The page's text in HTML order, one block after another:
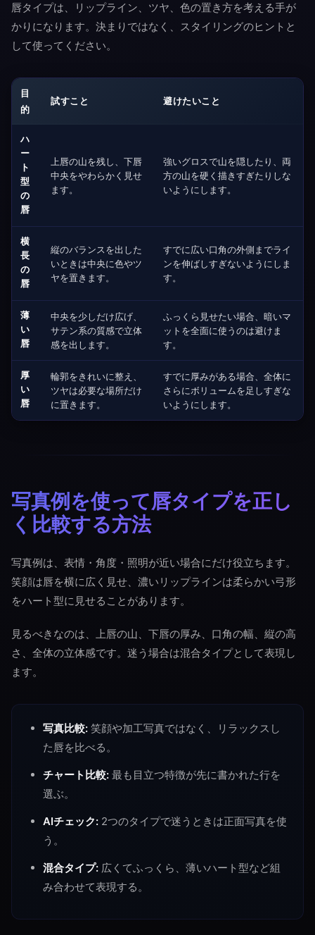
唇タイプは、リップライン、ツヤ、色の置き方を考える手が
かりになります。決まりではなく、スタイリングのヒントと
して使ってください。
目
的
試すこと 避けたいこと
ハ
ー
ト
型
の
唇
上唇の山を残し、下唇
中央をやわらかく見せ
ます。
強いグロスで山を隠したり、両
方の山を硬く描きすぎたりしな
いようにします。
横
長
の
唇
縦のバランスを出した
いときは中央に色やツ
ヤを置きます。
すでに広い口角の外側までライ
ンを伸ばしすぎないようにしま
す。
薄
い
唇
中央を少しだけ広げ、
サテン系の質感で立体
感を出します。
ふっくら見せたい場合、暗いマ
ットを全面に使うのは避けま
す。
厚
い
唇
輪郭をきれいに整え、
ツヤは必要な場所だけ
に置きます。
すでに厚みがある場合、全体に
さらにボリュームを足しすぎな
いようにします。
写真例を使って唇タイプを正し
く比較する方法
写真例は、表情・角度・照明が近い場合にだけ役立ちます。
笑顔は唇を横に広く見せ、濃いリップラインは柔らかい弓形
をハート型に見せることがあります。
見るべきなのは、上唇の山、下唇の厚み、口角の幅、縦の高
さ、全体の立体感です。迷う場合は混合タイプとして表現し
ます。
写真比較: 笑顔や加工写真ではなく、リラックスし
た唇を比べる。
チャート比較: 最も目立つ特徴が先に書かれた行を
選ぶ。
AIチェック: 2つのタイプで迷うときは正面写真を使
う。
混合タイプ: 広くてふっくら、薄いハート型など組
み合わせて表現する。